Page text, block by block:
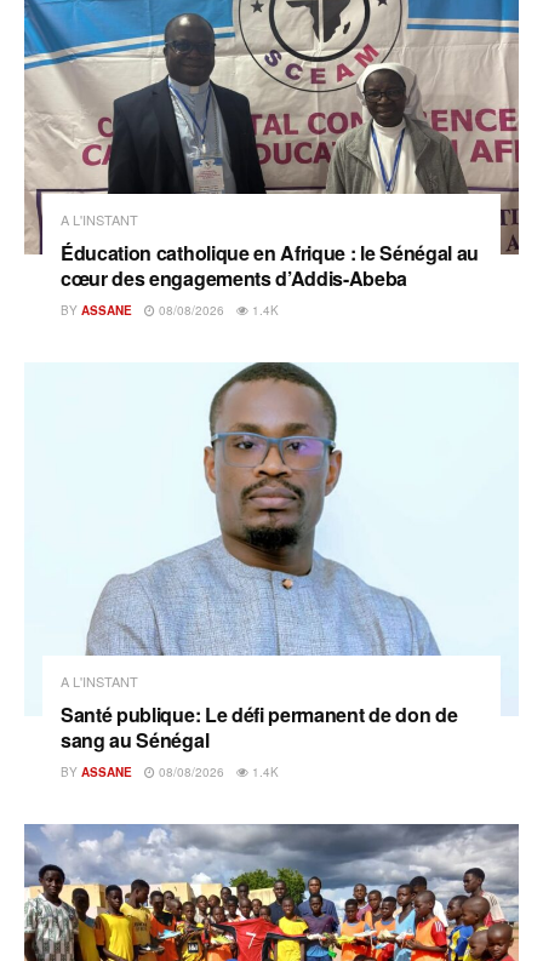
A L'INSTANT
Éducation catholique en Afrique : le Sénégal au
cœur des engagements d’Addis-Abeba
BY ASSANE 08/08/2026 1.4K
A L'INSTANT
Santé publique: Le défi permanent de don de
sang au Sénégal
BY ASSANE 08/08/2026 1.4K